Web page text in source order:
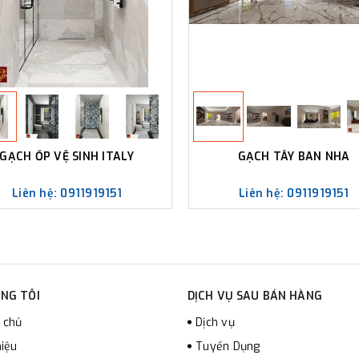
3. Quyền lợi khách hàng
- Quý khách có quyền yêu
nhân của bạn cho mục đích
GẠCH ỐP VỆ SINH ITALY
Liên hệ: 0911919151
GẠCH TÂY BAN NHA
Liên hệ: 0911919151
TÔI
DỊCH VỤ SAU BÁN HÀNG
Dịch vụ
Tuyển Dụng